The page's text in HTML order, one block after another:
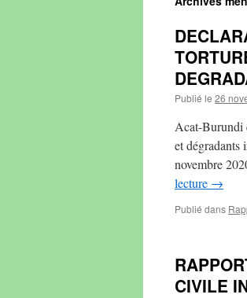
Publié le 26
Acat-Burundi
et dégradants
novembre
lecture →
Publié dans
CIVILE